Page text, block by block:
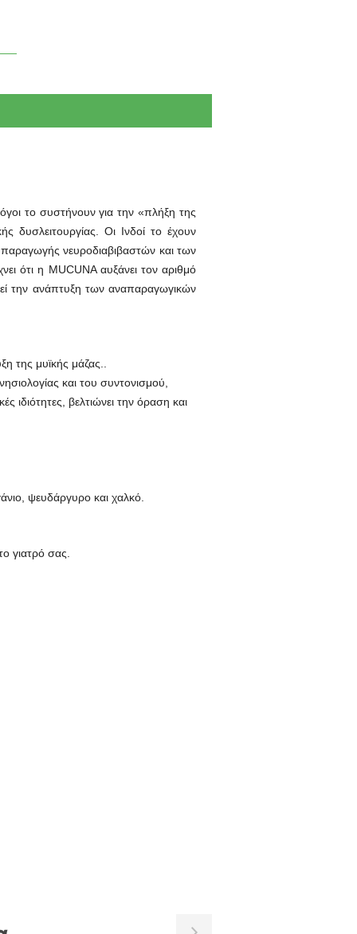
το συστήνουν για την «πλήξη της
δυσλειτουργίας. Οι Ινδοί το έχουν
παραγωγής νευροδιαβιβαστών και των
ότι η MUCUNA αυξάνει τον αριθμό
την ανάπτυξη των αναπαραγωγικών
της μυϊκής μάζας..
και του συντονισμού,
ιδιότητες, βελτιώνει την όραση και
ψευδάργυρο και χαλκό.
γιατρό σας.